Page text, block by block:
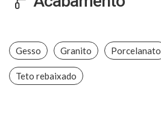
Gesso Granito Porcelanato
Teto rebaixado